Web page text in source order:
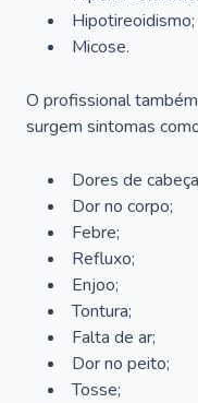
Hipotireoidismo;
Micose.
O profissional
surgem sintomas
Dores de
Dor no corpo;
Febre;
Refluxo;
Enjoo;
Tontura;
Falta de ar;
Dor no peito;
Tosse;